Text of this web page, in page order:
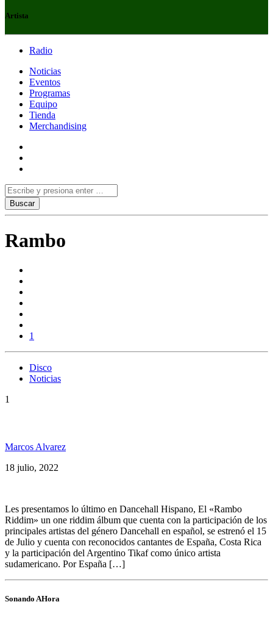
Artista
Radio
Noticias
Eventos
Programas
Equipo
Tienda
Merchandising
Rambo
1
Disco
Noticias
1
Marcos Alvarez
18 julio, 2022
Les presentamos lo último en Dancehall Hispano, El «Rambo
Riddim» un one riddim álbum que cuenta con la participación de los
principales artistas del género Dancehall en español, se estrenó el 15
de Julio y cuenta con reconocidos cantantes de España, Costa Rica
y la participación del Argentino Tikaf como único artista
sudamericano. Por España […]
Sonando AHora